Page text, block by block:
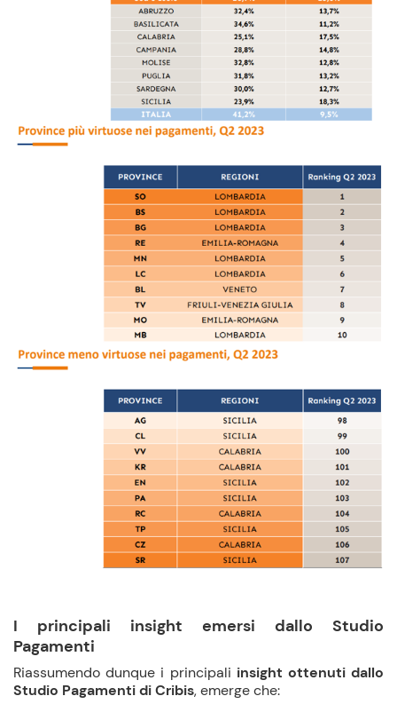
I principali insight emersi dallo Studio
Pagamenti
Riassumendo dunque i principali insight ottenuti dallo
Studio Pagamenti di Cribis, emerge che: